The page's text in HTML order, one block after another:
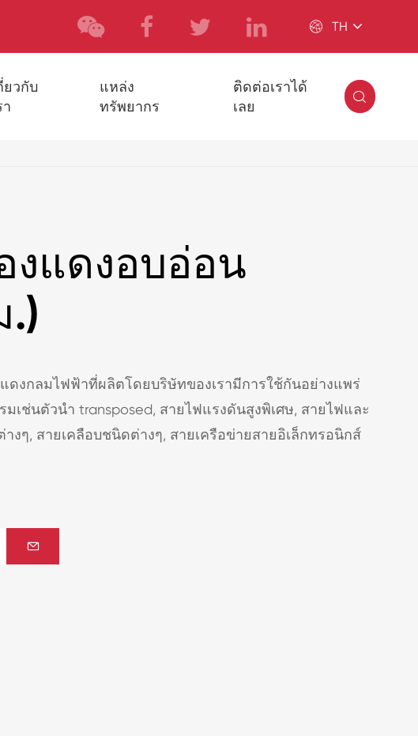
 TH
ยวกับ
า
แหล่ง
ทรัพยากร
ติดต่อเราได้
เลย

งแดงอบอ่อน
.)
งกลมไฟฟ้าที่ผลิตโดยบริษัทของเรามีการใช้กันอย่างแพร่
เช่นตัวนำ transposed, สายไฟแรงดันสูงพิเศษ, สายไฟและ
างๆ, สายเคลือบชนิดต่างๆ, สายเครือข่ายสายอิเล็กทรอนิกส์
